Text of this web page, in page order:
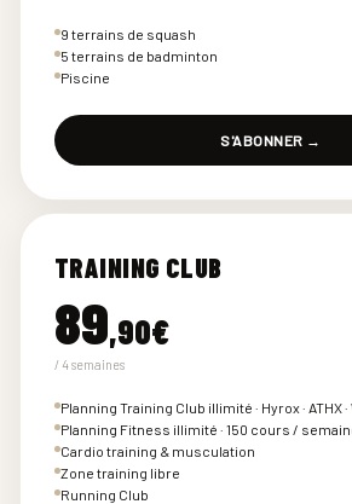
9 terrains de squash
5 terrains de badminton
Piscine
S'ABONNER →
TRAINING CLUB
89,90€
/ 4 semaines
Planning Training Club illimité · Hyrox · ATHX ·
Planning Fitness illimité · 150 cours /
Cardio training & musculation
Zone training libre
Running Club